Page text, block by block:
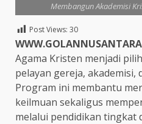
Membangun Akademisi
Post Views: 30
Agama Kristen menjadi
pelayan gereja, akademisi,
Program ini membantu
keilmuan sekaligus
melalui pendidikan tingkat